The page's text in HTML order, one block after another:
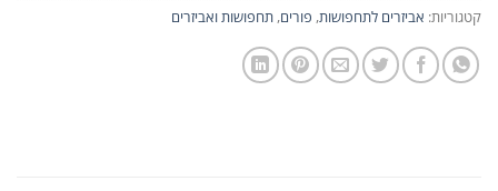
קטגוריות: אביזרים לתחפושות, פורים, תחפושות ואביזרים